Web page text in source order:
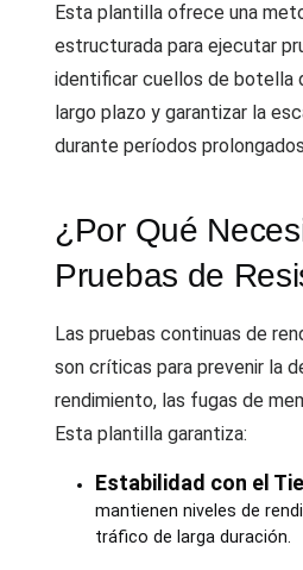
Esta plantilla ofrece una
estructurada para ejecutar
identificar cuellos de botella
largo plazo y garantizar la
durante períodos
¿Por Qué
Pruebas de
Las pruebas continuas de
son críticas para prevenir la
rendimiento, las fugas de
Esta plantilla garantiza:
Estabilidad con el
mantienen niveles de
tráfico de larga duración.